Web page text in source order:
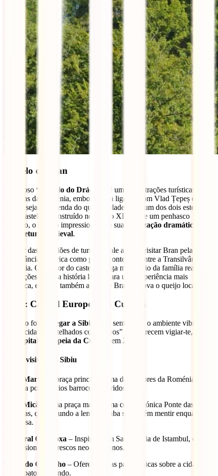
Castelo de Bran
O famoso “Castelo do Drácula”
é uma das atrações turísticas mais
visitadas da Roménia, embora a sua ligação com Vlad Țepeș e Bram
Stoker seja mais lenda do que realidade (nenhum dos dois esteve
neste castelo). Construído no século XIII sobre um penhasco
rochoso, o castelo impressiona pela sua
localização dramática e
arquitetura medieval.
Apesar das multidões de turistas, vale a pena visitar Bran pela sua
importância histórica como posto fronteiriço entre a Transilvânia e a
Valáquia. O interior do castelo abriga mobiliário da família real e
exposições sobre a história local. Para uma experiência mais
autêntica, explora também a vila de Bran e prova o queijo local.
Sibiu: Capital Europeia da Cultura
Quando fores chegar a Sibiu
, vais sentir logo o ambiente vibrante.
Conhecida pelos telhados com “olhos” que parecem vigiar-te, esta
Capital Europeia da Cultura em 2007.
O que visitar em Sibiu
Piața Mare
– A praça principal, uma das maiores da Roménia,
rodeada por palácios barrocos coloridos.
Piața Mică
– Uma praça mais íntima com a icónica Ponte das
Mentiras, que segundo a lenda desaba se alguém mentir enquanto a
atravessa.
Catedral Ortodoxa – Inspirada em Santa Sofia de Istambul, com
impressionantes frescos neo-bizantinos.
Torre do Conselho – Oferece vistas panorâmicas sobre a cidade e
os Cárpatos ao fundo.